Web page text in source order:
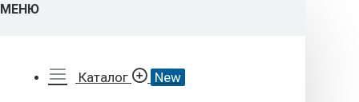
МЕНЮ
Каталог New